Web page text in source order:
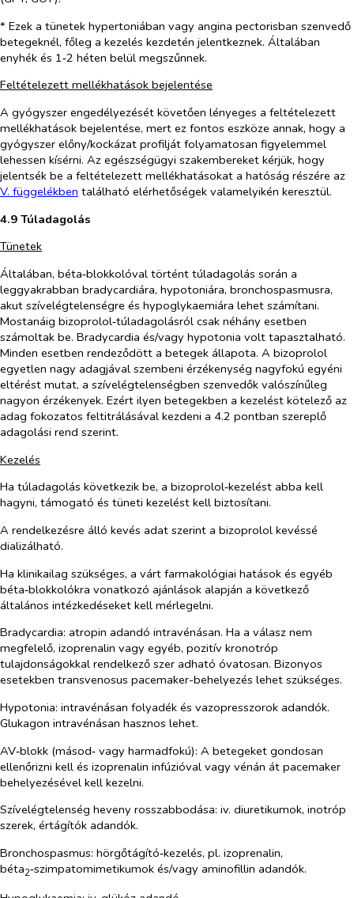
* Ezek a tünetek hypertoniában vagy angina pectorisban szenvedő
betegeknél, főleg a kezelés kezdetén jelentkeznek. Általában
enyhék és 1‑2 héten belül megszűnnek.
Feltételezett mellékhatások bejelentése
A gyógyszer engedélyezését követően lényeges a feltételezett
mellékhatások bejelentése, mert ez fontos eszköze annak, hogy a
gyógyszer előny/kockázat profilját folyamatosan figyelemmel
lehessen kísérni. Az egészségügyi szakembereket kérjük, hogy
jelentsék be a feltételezett mellékhatásokat a hatóság részére az
V. függelékben található elérhetőségek valamelyikén keresztül.
4.9 Túladagolás
Tünetek
Általában, béta‑blokkolóval történt túladagolás során a
leggyakrabban bradycardiára, hypotoniára, bronchospasmusra,
akut szívelégtelenségre és hypoglykaemiára lehet számítani.
Mostanáig bizoprolol‑túladagolásról csak néhány esetben
számoltak be. Bradycardia és/vagy hypotonia volt tapasztalható.
Minden esetben rendeződött a betegek állapota. A bizoprolol
egyetlen nagy adagjával szembeni érzékenység nagyfokú egyéni
eltérést mutat, a szívelégtelenségben szenvedők valószínűleg
nagyon érzékenyek. Ezért ilyen betegekben a kezelést kötelező az
adag fokozatos feltitrálásával kezdeni a 4.2 pontban szereplő
adagolási rend szerint.
Kezelés
Ha túladagolás következik be, a bizoprolol‑kezelést abba kell
hagyni, támogató és tüneti kezelést kell biztosítani.
A rendelkezésre álló kevés adat szerint a bizoprolol kevéssé
dializálható.
Ha klinikailag szükséges, a várt farmakológiai hatások és egyéb
béta‑blokkolókra vonatkozó ajánlások alapján a következő
általános intézkedéseket kell mérlegelni.
Bradycardia: atropin adandó intravénásan. Ha a válasz nem
megfelelő, izoprenalin vagy egyéb, pozitív kronotróp
tulajdonságokkal rendelkező szer adható óvatosan. Bizonyos
esetekben transvenosus pacemaker-behelyezés lehet szükséges.
Hypotonia: intravénásan folyadék és vazopresszorok adandók.
Glukagon intravénásan hasznos lehet.
AV‑blokk (másod‑ vagy harmadfokú): A betegeket gondosan
ellenőrizni kell és izoprenalin infúzióval vagy vénán át pacemaker
behelyezésével kell kezelni.
Szívelégtelenség heveny rosszabbodása: iv. diuretikumok, inotróp
szerek, értágítók adandók.
Bronchospasmus: hörgőtágító‑kezelés, pl. izoprenalin,
béta2‑szimpatomimetikumok és/vagy aminofillin adandók.